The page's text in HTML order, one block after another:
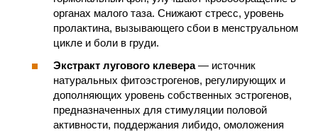
органах малого таза. Снижают стресс, уровень
пролактина, вызывающего сбои в менструальном
цикле и боли в груди.
Экстракт лугового клевера— источник
натуральных фитоэстрогенов, регулирующих и
дополняющих уровень собственных эстрогенов,
предназначенных для стимуляции половой
активности, поддержания либидо, омоложения